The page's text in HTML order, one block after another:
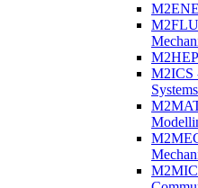
M2ICS
Systems